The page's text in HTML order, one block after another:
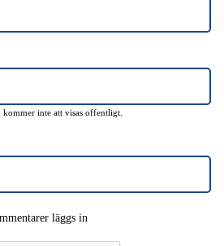
inte att visas offentligt.
läggs in